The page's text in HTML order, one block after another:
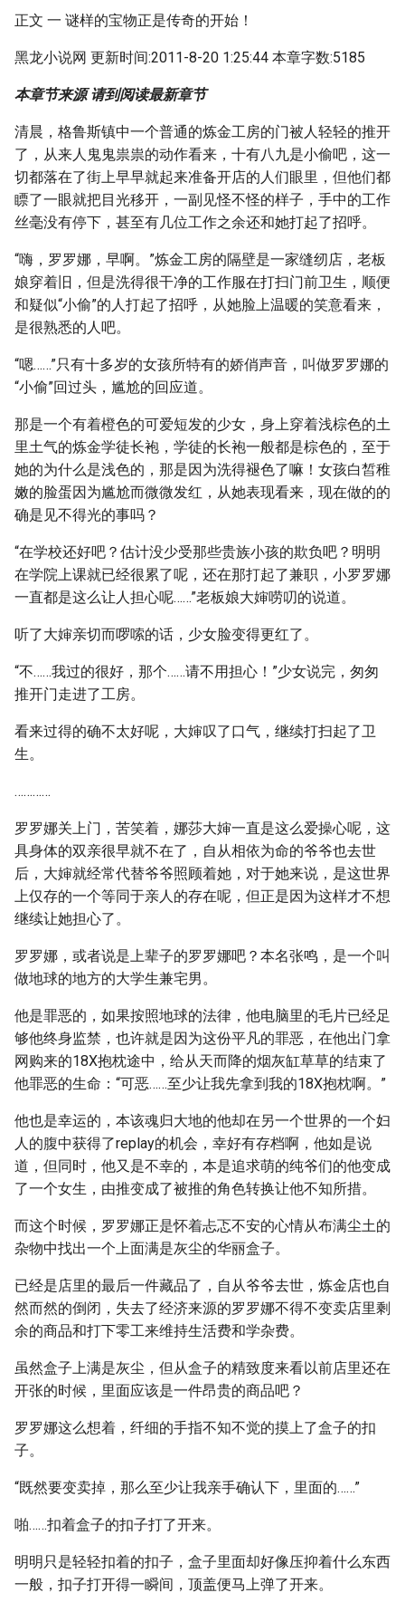
正文 一 谜样的宝物正是传奇的开始！
黑龙小说网 更新时间:2011-8-20 1:25:44 本章字数:5185
本章节来源 请到阅读最新章节
清晨，格鲁斯镇中一个普通的炼金工房的门被人轻轻的推开
了，从来人鬼鬼祟祟的动作看来，十有八九是小偷吧，这一
切都落在了街上早早就起来准备开店的人们眼里，但他们都
瞟了一眼就把目光移开，一副见怪不怪的样子，手中的工作
丝毫没有停下，甚至有几位工作之余还和她打起了招呼。
“嗨，罗罗娜，早啊。”炼金工房的隔壁是一家缝纫店，老板
娘穿着旧，但是洗得很干净的工作服在打扫门前卫生，顺便
和疑似“小偷”的人打起了招呼，从她脸上温暖的笑意看来，
是很熟悉的人吧。
“嗯……”只有十多岁的女孩所特有的娇俏声音，叫做罗罗娜的
“小偷”回过头，尴尬的回应道。
那是一个有着橙色的可爱短发的少女，身上穿着浅棕色的土
里土气的炼金学徒长袍，学徒的长袍一般都是棕色的，至于
她的为什么是浅色的，那是因为洗得褪色了嘛！女孩白皙稚
嫩的脸蛋因为尴尬而微微发红，从她表现看来，现在做的的
确是见不得光的事吗？
“在学校还好吧？估计没少受那些贵族小孩的欺负吧？明明
在学院上课就已经很累了呢，还在那打起了兼职，小罗罗娜
一直都是这么让人担心呢……”老板娘大婶唠叨的说道。
听了大婶亲切而啰嗦的话，少女脸变得更红了。
“不……我过的很好，那个……请不用担心！”少女说完，匆匆
推开门走进了工房。
看来过得的确不太好呢，大婶叹了口气，继续打扫起了卫
生。
…………
罗罗娜关上门，苦笑着，娜莎大婶一直是这么爱操心呢，这
具身体的双亲很早就不在了，自从相依为命的爷爷也去世
后，大婶就经常代替爷爷照顾着她，对于她来说，是这世界
上仅存的一个等同于亲人的存在呢，但正是因为这样才不想
继续让她担心了。
罗罗娜，或者说是上辈子的罗罗娜吧？本名张鸣，是一个叫
做地球的地方的大学生兼宅男。
他是罪恶的，如果按照地球的法律，他电脑里的毛片已经足
够他终身监禁，也许就是因为这份平凡的罪恶，在他出门拿
网购来的18X抱枕途中，给从天而降的烟灰缸草草的结束了
他罪恶的生命：“可恶……至少让我先拿到我的18X抱枕啊。”
他也是幸运的，本该魂归大地的他却在另一个世界的一个妇
人的腹中获得了replay的机会，幸好有存档啊，他如是说
道，但同时，他又是不幸的，本是追求萌的纯爷们的他变成
了一个女生，由推变成了被推的角色转换让他不知所措。
而这个时候，罗罗娜正是怀着忐忑不安的心情从布满尘土的
杂物中找出一个上面满是灰尘的华丽盒子。
已经是店里的最后一件藏品了，自从爷爷去世，炼金店也自
然而然的倒闭，失去了经济来源的罗罗娜不得不变卖店里剩
余的商品和打下零工来维持生活费和学杂费。
虽然盒子上满是灰尘，但从盒子的精致度来看以前店里还在
开张的时候，里面应该是一件昂贵的商品吧？
罗罗娜这么想着，纤细的手指不知不觉的摸上了盒子的扣
子。
“既然要变卖掉，那么至少让我亲手确认下，里面的……”
啪……扣着盒子的扣子打了开来。
明明只是轻轻扣着的扣子，盒子里面却好像压抑着什么东西
一般，扣子打开得一瞬间，顶盖便马上弹了开来。